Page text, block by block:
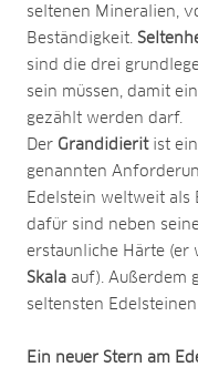
seltenen Mineralien,
Beständigkeit.
sind die drei
sein müssen, damit
gezählt werden darf.
Der Grandidieritist ein
genannten
Edelstein weltweit als
dafür sind neben
erstaunliche Härte (er
Skala auf). Außerdem
seltensten
Ein neuer Stern am